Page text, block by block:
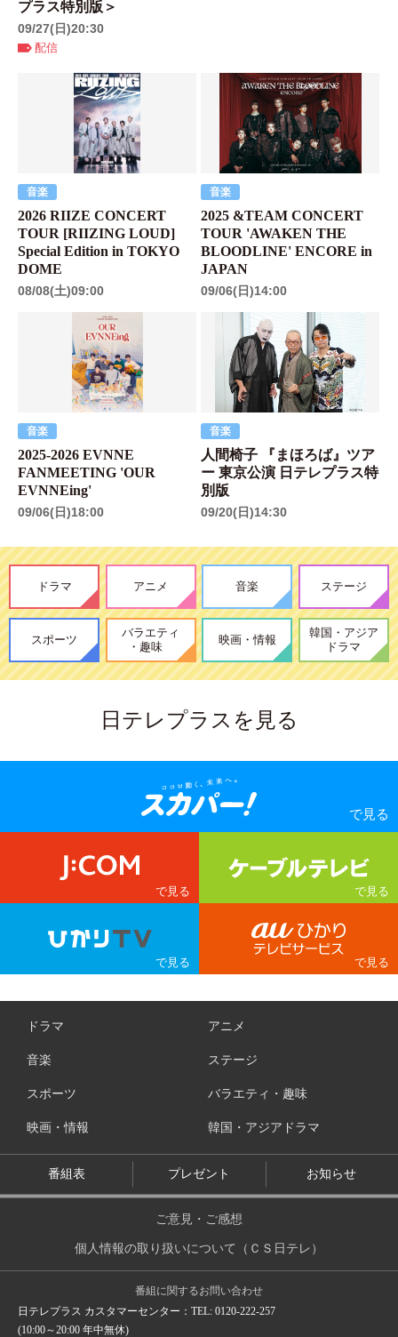
プラス特別版＞
09/27(日)20:30
配信
音楽
2026 RIIZE CONCERT
TOUR [RIIZING LOUD]
Special Edition in TOKYO
DOME
08/08(土)09:00
音楽
2025 &TEAM CONCERT
TOUR 'AWAKEN THE
BLOODLINE' ENCORE in
JAPAN
09/06(日)14:00
音楽
2025-2026 EVNNE
FANMEETING 'OUR
EVNNEing'
09/06(日)18:00
音楽
人間椅子 『まほろば』ツア
ー 東京公演 日テレプラス特
別版
09/20(日)14:30
ドラマ アニメ 音楽 ステージ
スポーツ
バラエティ
・趣味
映画・情報
韓国・アジア
ドラマ
日テレプラスを見る
ドラマ アニメ
音楽 ステージ
スポーツ バラエティ・趣味
映画・情報 韓国・アジアドラマ
番組表 プレゼント お知らせ
ご意見・ご感想
個人情報の取り扱いについて（ＣＳ日テレ）
番組に関するお問い合わせ
日テレプラス カスタマーセンター：TEL: 0120-222-257
(10:00～20:00 年中無休)